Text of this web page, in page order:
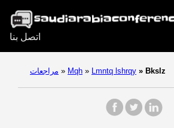
اتصل بنا
مراجعات » Mqh » Lmntq lshrqy » Bkslz